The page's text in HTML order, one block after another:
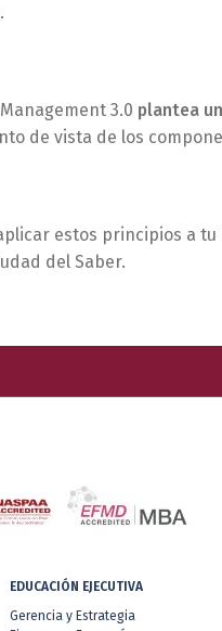
3.0 plantea
de vista de los
estos principios a
del Saber.
EDUCACIÓN EJECUTIVA
Gerencia y Estrategia